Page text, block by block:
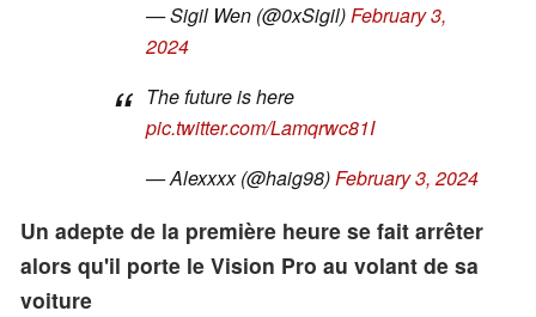
— Sigil Wen (@0xSigil)February 3,
2024
The future is here
pic.twitter.com/Lamqrwc81I
— Alexxxx (@haig98)February 3, 2024
Un adepte de la première heure se fait arrêter
alors qu'il porte le Vision Pro au volant de sa
voiture